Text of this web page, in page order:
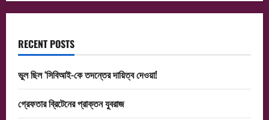
RECENT POSTS
ভুল ছিল ‘সিবিআই-কে তদন্তের দায়িত্ব দেওয়া!
গ্রেফতার ব্রিটেনের প্রাক্তন যুবরাজ